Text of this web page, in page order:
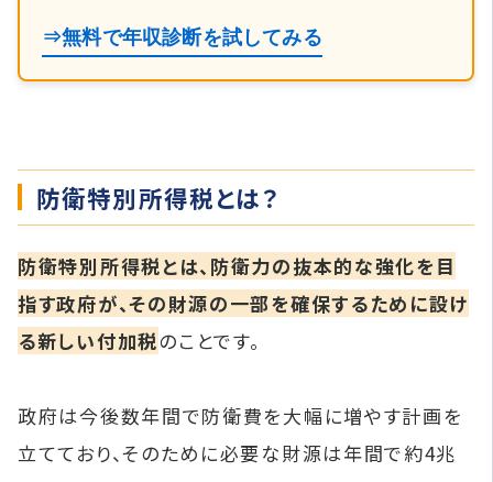
⇒無料で年収診断を試してみる
防衛特別所得税とは？
防衛特別所得税とは、防衛力の抜本的な強化を目
指す政府が、その財源の一部を確保するために設け
る新しい付加税のことです。
政府は今後数年間で防衛費を大幅に増やす計画を
立てており、そのために必要な財源は年間で約4兆